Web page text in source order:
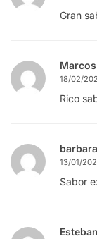
Gran
18/02/
Rico
13/01/
Sabor